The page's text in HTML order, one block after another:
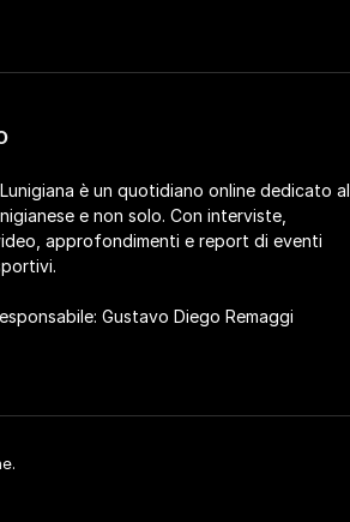
Lunigiana è un quotidiano online dedicato al
e non solo. Con interviste,
approfondimenti e report di eventi
Gustavo Diego Remaggi